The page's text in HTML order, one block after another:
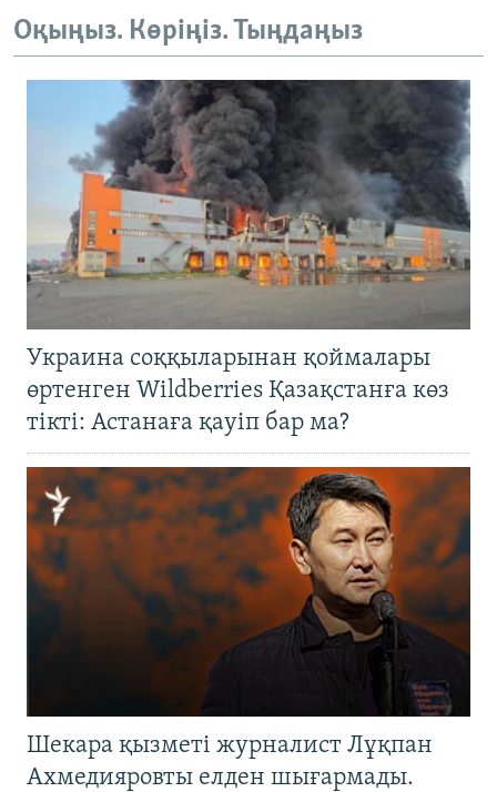
Оқыңыз. Көріңіз. Тыңдаңыз
Украина соққыларынан қоймалары
өртенген Wildberries Қазақстанға көз
тікті: Астанаға қауіп бар ма?
Шекара қызметі журналист Лұқпан
Ахмедияровты елден шығармады.